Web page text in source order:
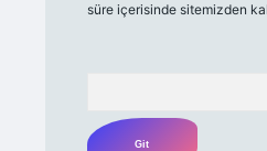
süre içerisinde sitemizden